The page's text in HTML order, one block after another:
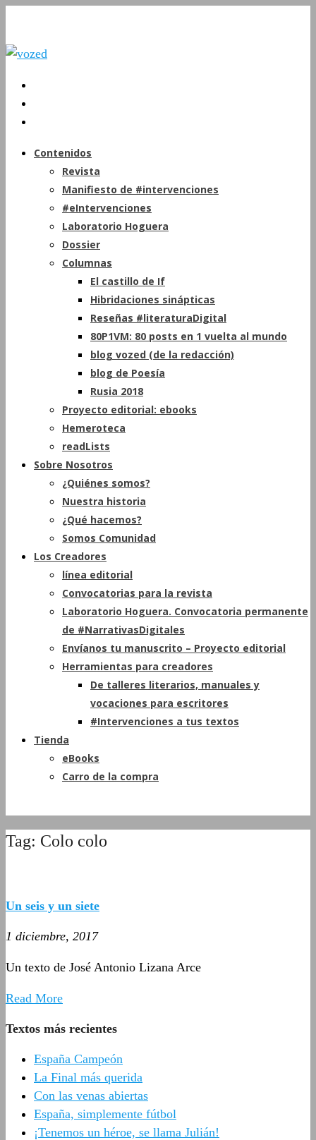
Contenidos
Revista
Manifiesto de #intervenciones
#eIntervenciones
Laboratorio Hoguera
Dossier
Columnas
El castillo de If
Hibridaciones sinápticas
Reseñas #literaturaDigital
80P1VM: 80 posts en 1 vuelta al mundo
blog vozed (de la redacción)
blog de Poesía
Rusia 2018
Proyecto editorial: ebooks
Hemeroteca
readLists
Sobre Nosotros
¿Quiénes somos?
Nuestra historia
¿Qué hacemos?
Somos Comunidad
Los Creadores
línea editorial
Convocatorias para la revista
Laboratorio Hoguera. Convocatoria permanente
de #NarrativasDigitales
Envíanos tu manuscrito – Proyecto editorial
Herramientas para creadores
De talleres literarios, manuales y
vocaciones para escritores
#Intervenciones a tus textos
Tienda
eBooks
Carro de la compra
Tag: Colo colo
Un seis y un siete
1 diciembre, 2017
Un texto de José Antonio Lizana Arce
Read More
Textos más recientes
España Campeón
La Final más querida
Con las venas abiertas
España, simplemente fútbol
¡Tenemos un héroe, se llama Julián!